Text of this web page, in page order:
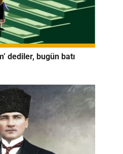
dediler, bugün batı